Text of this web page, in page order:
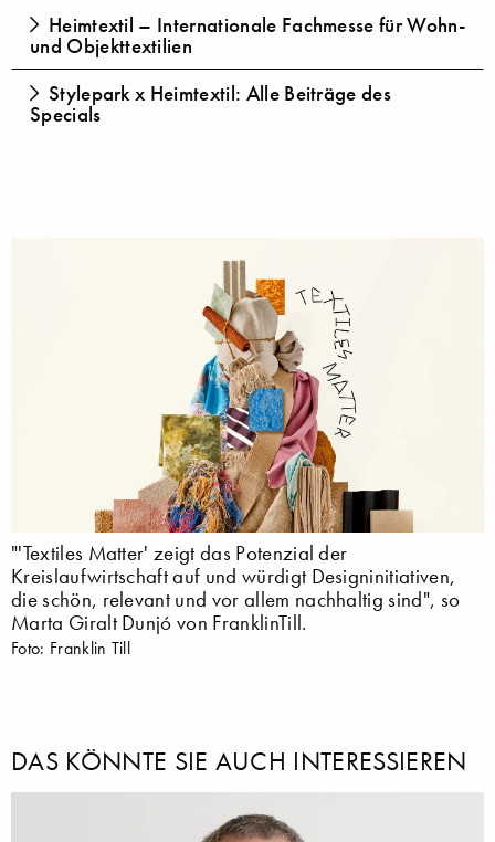
Heimtextil – Internationale Fachmesse für Wohn-
und Objekttextilien
Stylepark x Heimtextil: Alle Beiträge des
Specials
"'Textiles Matter' zeigt das Potenzial der
Kreislaufwirtschaft auf und würdigt Designinitiativen,
die schön, relevant und vor allem nachhaltig sind", so
Marta Giralt Dunjó von FranklinTill.
Foto: Franklin Till
DAS KÖNNTE SIE AUCH INTERESSIEREN